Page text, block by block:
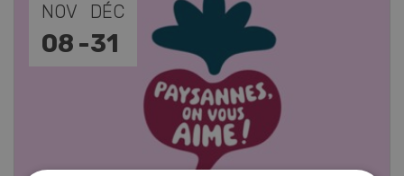
NOV
17 26